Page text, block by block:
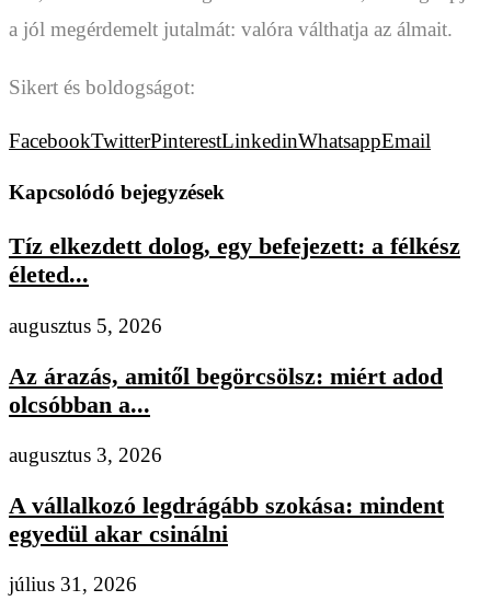
a jól megérdemelt jutalmát: valóra válthatja az álmait.
Sikert és boldogságot:
FacebookTwitterPinterestLinkedinWhatsappEmail
Kapcsolódó bejegyzések
Tíz elkezdett dolog, egy befejezett: a félkész
életed...
augusztus 5, 2026
Az árazás, amitől begörcsölsz: miért adod
olcsóbban a...
augusztus 3, 2026
A vállalkozó legdrágább szokása: mindent
egyedül akar csinálni
július 31, 2026